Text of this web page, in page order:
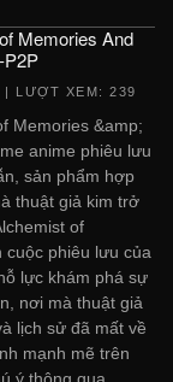
Memories And
P2P
| LƯỢT XEM: 239
Memories &amp;
anime phiêu lưu
sản phẩm hợp
thuật giả kim trở
of
cuộc phiêu lưu của
lực khám phá sự
nơi mà thuật giả
lịch sử đã mất về
mạnh mẽ trên
ý thông qua ...